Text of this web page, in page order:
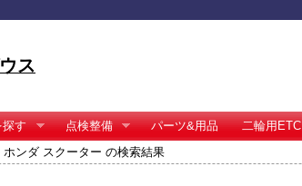
ス
探す 点検整備 パーツ&用品 二輪用ETC
ホンダ スクーター の検索結果